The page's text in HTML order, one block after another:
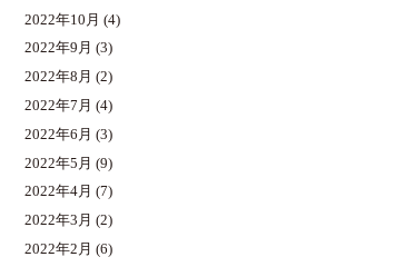
2022年10月 (4)
2022年9月 (3)
2022年8月 (2)
2022年7月 (4)
2022年6月 (3)
2022年5月 (9)
2022年4月 (7)
2022年3月 (2)
2022年2月 (6)